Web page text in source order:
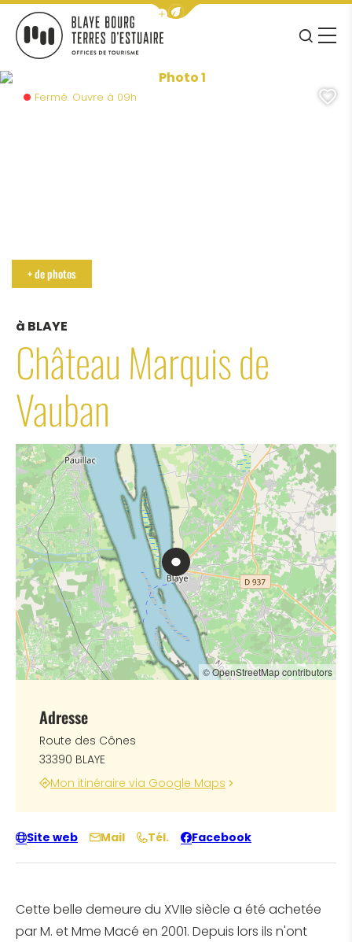
Afficher la barre de navigation
BLAYE BOURG TERRES D&#039;ESTUAIRE
JE
MENU
à BLAYE
Château Marquis de
Vauban
Photo 1, © blaye tourisme
+ de photos
Fermé. Ouvre à 09h
Cette belle demeure du XVIIe siècle a été achetée
par M. et Mme Macé en 2001. Depuis lors ils n'ont
© OpenStreetMap contributors
Adresse
Route des Cônes
33390 BLAYE
Mon itinéraire via Google Maps
Site web Mail Tél. Facebook